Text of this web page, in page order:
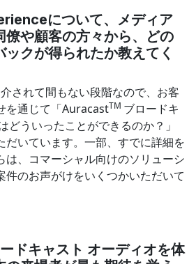
について、 メディア
僚や顧客の方々から、どの
ックが得られたか教えてく
されて間もない段階なので、お客
を通じて「AuracastTM ブロードキ
どういったことができるのか？」
だいています。一部、すでに詳細を
は、コマーシャル向けのソリューシ
件のお声がけをいくつかいただいて
ドキャスト オーディオを体